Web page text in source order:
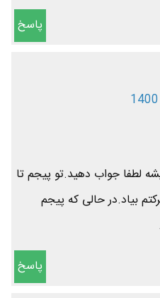
پاسخ
لطفا جواب دهید.تو پیجم تا
بیاد.در حالی که پیجم
پاسخ